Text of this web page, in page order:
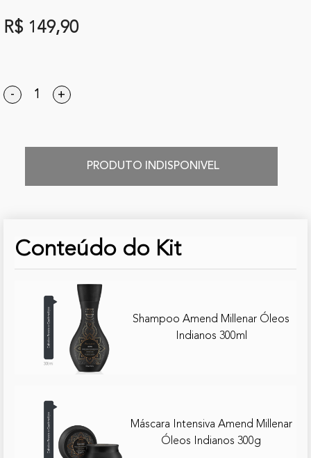
R$ 149,90
- +
PRODUTO INDISPONIVEL
Conteúdo do Kit
Shampoo Amend Millenar Óleos
Indianos 300ml
Máscara Intensiva Amend Millenar
Óleos Indianos 300g